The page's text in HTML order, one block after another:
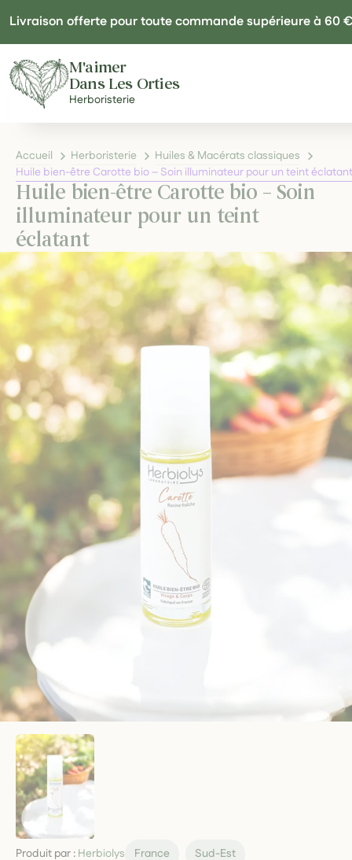
Livraison offerte pour toute commande supérieure à 60 €
M'aimer
Dans Les Orties
Herboristerie
Accueil Herboristerie
Huiles & Macérats classiques
Huile bien-être Carotte bio – Soin illuminateur pour un teint éclatant
Huile bien-être Carotte bio – Soin
illuminateur pour un teint
éclatant
Produit par : Herbiolys France Sud-Est